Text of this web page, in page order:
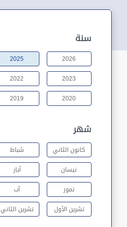
سنة
2026
2025
2023
2022
2020
2019
شهر
كانون الثاني شباط
نيسان
أيار
تموز
آب
تشرين الأول
تشرين الثاني